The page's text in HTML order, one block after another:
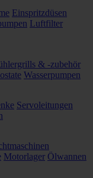
Einspritzdüsen
Luftfilter
& -zubehör
Wasserpumpen
Servoleitungen
Motorlager Ölwannen